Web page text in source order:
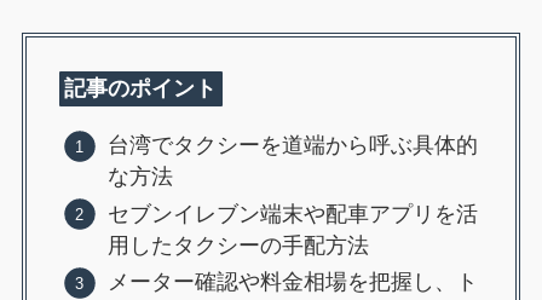
記事のポイント
台湾でタクシーを道端から呼ぶ具体的
な方法
セブンイレブン端末や配車アプリを活
用したタクシーの手配方法
メーター確認や料金相場を把握し、ト